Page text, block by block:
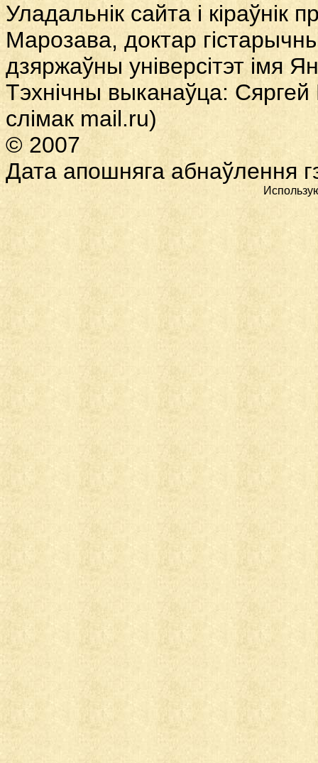
Уладальнік сайта і кіраўнік
Марозава, доктар
дзяржаўны універсітэт імя
Тэхнічны выканаўца:
слімак mail.ru)
© 2007
Дата апошняга абнаўлення